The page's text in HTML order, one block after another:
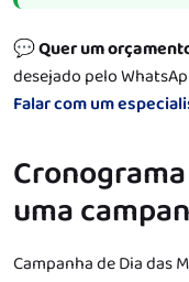
💬Quer um
desejado pelo
Falar com um
uma
Campanha de Dia das